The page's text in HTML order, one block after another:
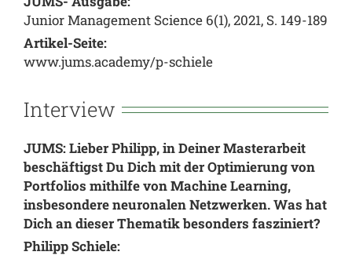
Junior Management Science 6(1), 2021, S. 149-189
Artikel-Seite:
www.jums.academy/p-schiele
Interview
JUMS: Lieber Philipp, in Deiner Masterarbeit
beschäftigst Du Dich mit der Optimierung von
Portfolios mithilfe von Machine Learning,
insbesondere neuronalen Netzwerken. Was hat
Dich an dieser Thematik besonders fasziniert?
Philipp Schiele: